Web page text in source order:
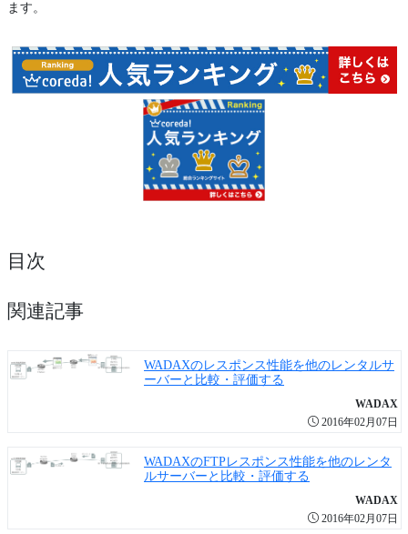
ます。
目次
関連記事
WADAXのレスポンス性能を他のレンタルサ
ーバーと比較・評価する
WADAX
2016年02月07日
WADAXのFTPレスポンス性能を他のレンタ
ルサーバーと比較・評価する
WADAX
2016年02月07日